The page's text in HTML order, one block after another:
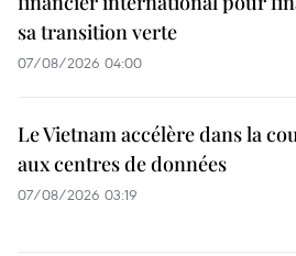
sa transition verte
07/08/2026 04:00
Le Vietnam accélère dans la
aux centres de données
07/08/2026 03:19